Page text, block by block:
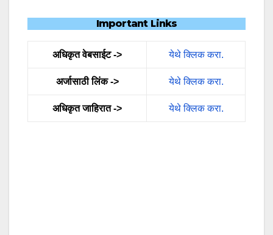
Important Links
अधिकृत वेबसाईट -> येथे क्लिक करा.
अर्जासाठी लिंक -> येथे क्लिक करा.
अधिकृत जाहिरात -> येथे क्लिक करा.